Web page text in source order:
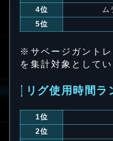
4位
ム
5位
※サベージガントレ
を集計対象としてい
リグ使用時間ラ
1位
2位